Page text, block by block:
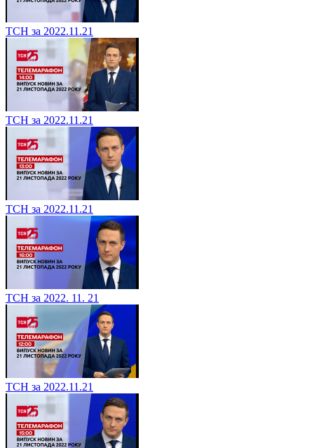
ТСН за 2022.11.21
ТСН за 2022.11.21
ТСН за 2022.11.21
ТСН за 2022. 11. 21
ТСН за 2022.11.21